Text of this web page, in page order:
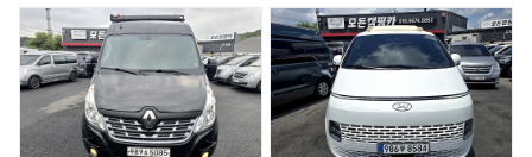
▶내부사양
- 실내전체 고급 하이그라시작업
- 샤워실
- 이동식화장실(포타포티)
- 맥스펜
- 침상매트